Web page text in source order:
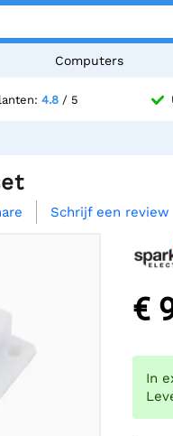
Computers
4.8/ 5
Schrijf een review
€
In